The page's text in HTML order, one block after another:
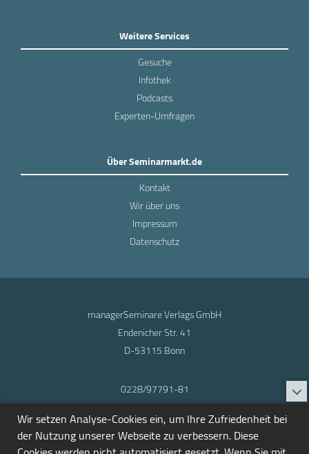
Weitere Services
Gesuche
Infothek
Podcasts
Experten-Umfragen
Über Seminarmarkt.de
Kontakt
Wir über uns
Impressum
Datenschutz
managerSeminare Verlags GmbH
Endenicher Str. 41
D-53115 Bonn
0228/97791-81
info@seminarmarkt.de
© 2001-2026
Wir setzen Analyse-Cookies ein, um Ihre Zufriedenheit bei
der Nutzung unserer Webseite zu verbessern. Diese